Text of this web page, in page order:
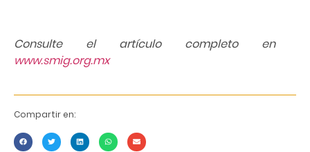
Consulte el artículo completo en
www.smig.org.mx
Compartir en: